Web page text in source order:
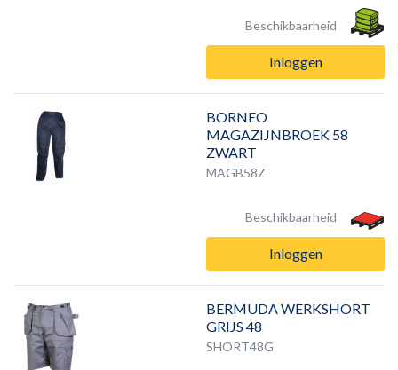
Beschikbaarheid
Inloggen
BORNEO
MAGAZIJNBROEK 58
ZWART
MAGB58Z
Beschikbaarheid
Inloggen
BERMUDA WERKSHORT
GRIJS 48
SHORT48G